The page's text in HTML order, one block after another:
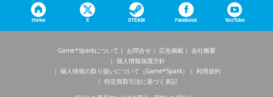
Home X STEAM Facebook YouTube
Game*Sparkについて お問合せ 広告掲載
会社概要
個人情報保護方針
個人情報の取り扱いについて（Game*Spark）
利用規約
特定商取引法に基づく表記